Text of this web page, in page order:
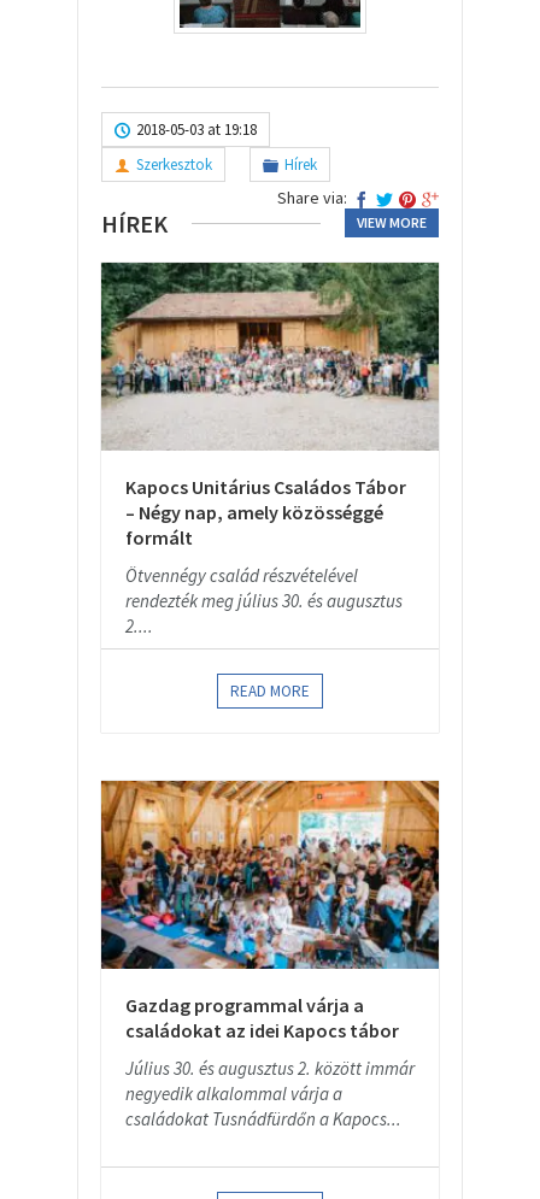
2018-05-03 at 19:18
Szerkesztok
Hírek
Share via:
HÍREK VIEW MORE
Kapocs Unitárius Családos Tábor
– Négy nap, amely közösséggé
formált
Ötvennégy család részvételével
rendezték meg július 30. és augusztus
2....
READ MORE
Gazdag programmal várja a
családokat az idei Kapocs tábor
Július 30. és augusztus 2. között immár
negyedik alkalommal várja a
családokat Tusnádfürdőn a Kapocs...